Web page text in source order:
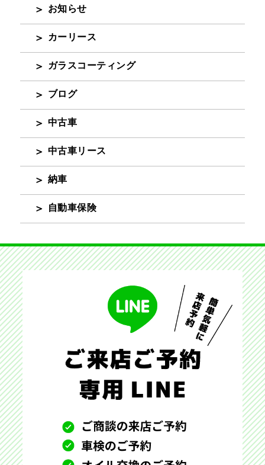
お知らせ
カーリース
ガラスコーティング
ブログ
中古車
中古車リース
納車
自動車保険